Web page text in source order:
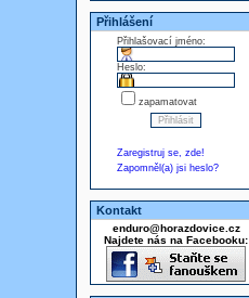
Přihlášení
Přihlašovací jméno:
Heslo:
zapamatovat
Zaregistruj se, zde!
Zapomněl(a) jsi heslo?
Kontakt
enduro@horazdovice.cz
Najdete nás na Facebooku: